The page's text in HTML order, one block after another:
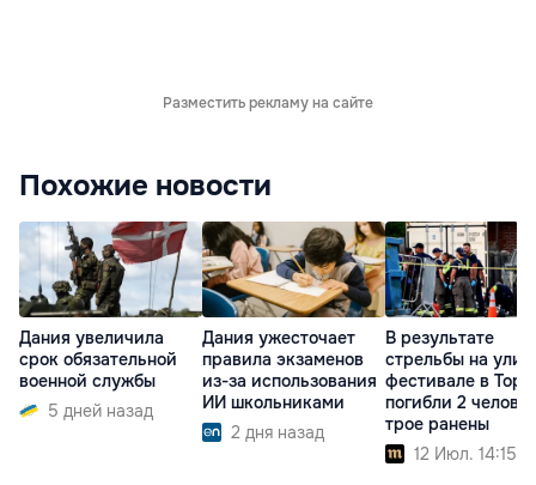
Разместить рекламу на сайте
Похожие новости
Дания увеличила
срок обязательной
военной службы
5 дней назад
Дания ужесточает
правила экзаменов
из-за использования
ИИ школьниками
2 дня назад
В результате
стрельбы на
фестивале в
погибли 2
трое ранены
12 Июл. 14:15